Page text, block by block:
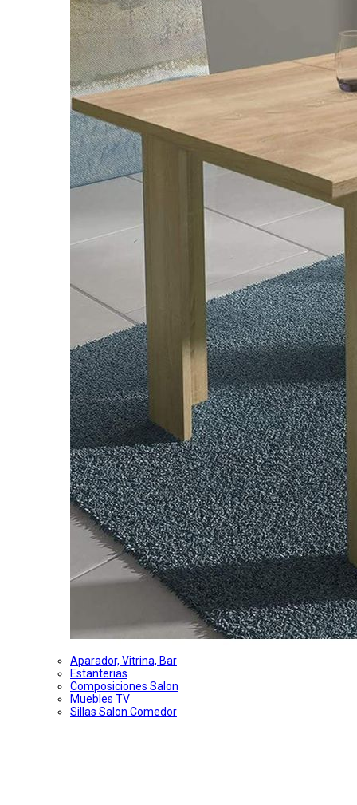
Aparador, Vitrina, Bar
Estanterias
Composiciones Salon
Muebles TV
Sillas Salon Comedor